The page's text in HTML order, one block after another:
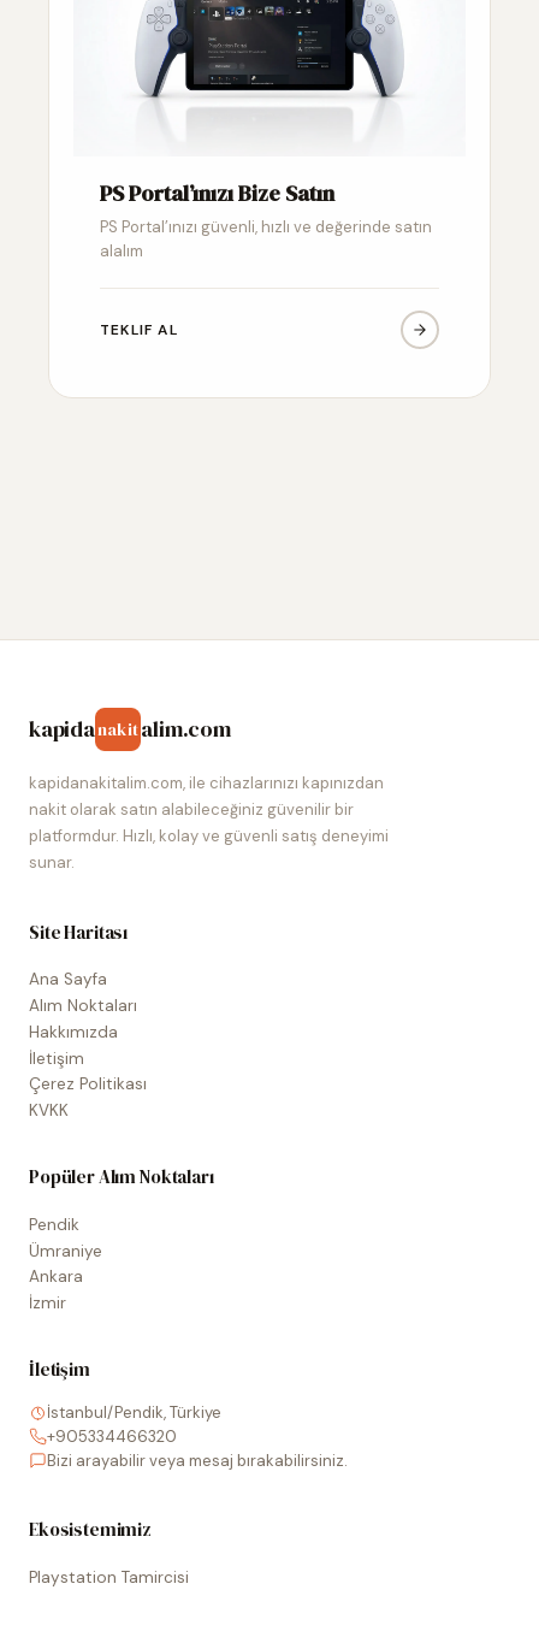
PS Portal’ınızı Bize Satın
PS Portal’ınızı güvenli, hızlı ve değerinde satın
alalım
TEKLIF AL
kapidanakitalim.com
kapidanakitalim.com, ile cihazlarınızı kapınızdan
nakit olarak satın alabileceğiniz güvenilir bir
platformdur. Hızlı, kolay ve güvenli satış deneyimi
sunar.
Site Haritası
Ana Sayfa
Alım Noktaları
Hakkımızda
İletişim
Çerez Politikası
KVKK
Popüler Alım Noktaları
Pendik
Ümraniye
Ankara
İzmir
İletişim
İstanbul/Pendik, Türkiye
+905334466320
Bizi arayabilir veya mesaj bırakabilirsiniz.
Ekosistemimiz
Playstation Tamircisi